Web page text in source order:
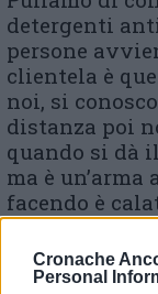
Cronache
Personal
detergenti
persone
clientela è
noi, si
distanza poi
quando si dà
ma è
facendo è